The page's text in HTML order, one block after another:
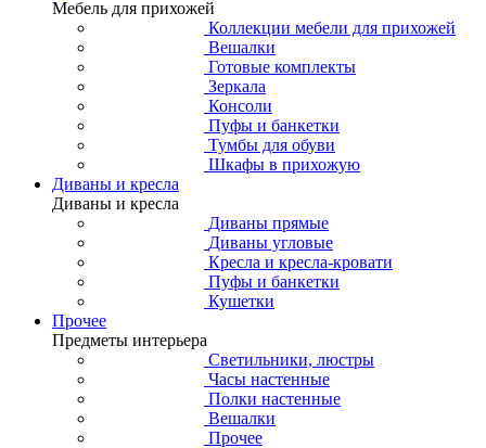
Мебель для прихожей
Коллекции мебели для прихожей
Вешалки
Готовые комплекты
Зеркала
Консоли
Пуфы и банкетки
Тумбы для обуви
Шкафы в прихожую
Диваны и кресла
Диваны и кресла
Диваны прямые
Диваны угловые
Кресла и кресла-кровати
Пуфы и банкетки
Кушетки
Прочее
Предметы интерьера
Светильники, люстры
Часы настенные
Полки настенные
Вешалки
Прочее